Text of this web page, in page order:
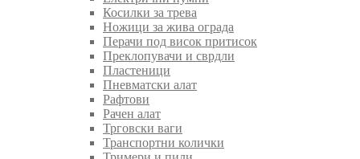
Косилки за трева
Ножици за жива ограда
Перачи под висок притисок
Преклопувачи и сврдли
Пластеници
Пневматски алат
Рафтови
Рачен алат
Трговски ваги
Транспортни колички